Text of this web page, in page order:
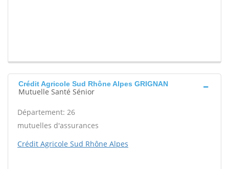
Crédit Agricole Sud Rhône Alpes GRIGNAN
Mutuelle Santé Sénior
Département: 26
mutuelles d'assurances
Crédit Agricole Sud Rhône Alpes